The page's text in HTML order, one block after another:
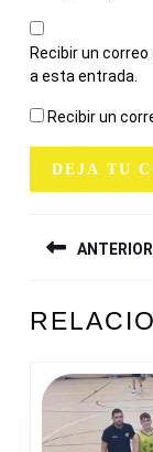
Recibir un
a esta entrada.
Recibir un
DE
ANTERIOR
anterior: